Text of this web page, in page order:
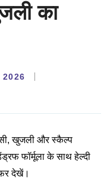
का
2026
खुजली और स्कैल्प
फॉर्मूला के साथ हेल्दी
देखें।